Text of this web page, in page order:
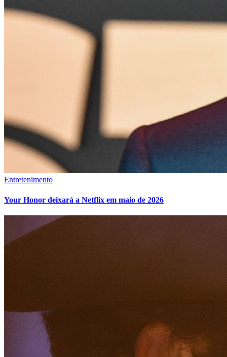
Entretenimento
Your Honor deixará a Netflix em maio de 2026